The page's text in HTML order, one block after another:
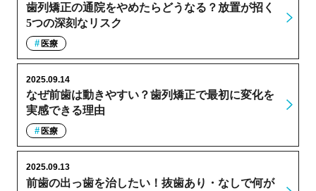
歯列矯正の通院をやめたらどうなる？放置が招く
5つの深刻なリスク
医療
なぜ前歯は動きやすい？歯列矯正で最初に変化を
実感できる理由
2025.09.14
医療
前歯の出っ歯を治したい！抜歯あり・なしで何が
2025.09.13